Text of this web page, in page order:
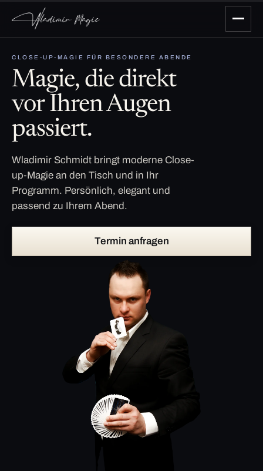
CLOSE-UP-MAGIE FÜR BESONDERE ABENDE
Magie, die direkt
vor Ihren Augen
passiert.
Wladimir Schmidt bringt moderne Close-
up-Magie an den Tisch und in Ihr
Programm. Persönlich, elegant und
passend zu Ihrem Abend.
Termin anfragen